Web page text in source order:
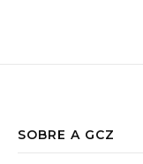
SOBRE A GCZ